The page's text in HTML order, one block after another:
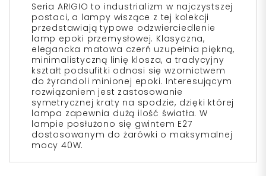
Seria ARIGIO to industrializm w najczystszej
postaci, a lampy wiszące z tej kolekcji
przedstawiają typowe odzwierciedlenie
lamp epoki przemysłowej. Klasyczna,
elegancka matowa czerń uzupełnia piękną,
minimalistyczną linię klosza, a tradycyjny
kształt podsufitki odnosi się wzornictwem
do żyrandoli minionej epoki. Interesującym
rozwiązaniem jest zastosowanie
symetrycznej kraty na spodzie, dzięki której
lampa zapewnia dużą ilość światła. W
lampie posłużono się gwintem E27
dostosowanym do żarówki o maksymalnej
mocy 40W.